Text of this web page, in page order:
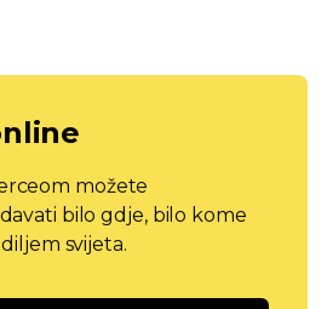
možete
bilo gdje, bilo kome
svijeta.